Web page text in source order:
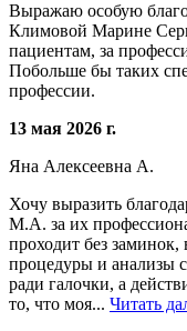
Выражаю особую
Климовой Марине
пациентам, за
Побольше бы таких
профессии.
13 мая 2026 г.
Яна Алексеевна А.
Хочу выразить
М.А. за их
проходит без
процедуры и анализы
ради галочки, а
то, что моя... Читать